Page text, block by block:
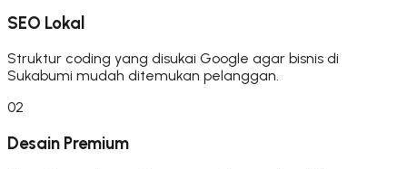
SEO Lokal
Struktur coding yang disukai Google agar bisnis di
Sukabumi mudah ditemukan pelanggan.
02
Desain Premium